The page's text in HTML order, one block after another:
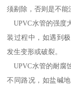
须剔除，否则是不能
UPVC水管的强度
装过程中，如遇到
发生变形或破裂。
UPVC水管的耐腐
不同路况，如盐碱